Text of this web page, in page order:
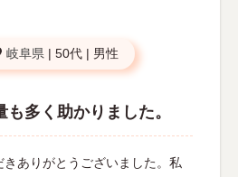
岐阜県 | 50代 | 男性
多く助かりました。
きありがとうございました。私